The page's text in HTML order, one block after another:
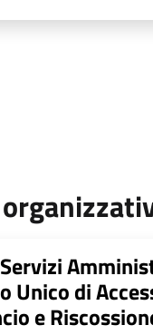
Unico di
e